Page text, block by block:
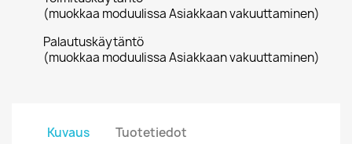
(muokkaa moduulissa Asiakkaan vakuuttaminen)
Palautuskäytäntö
(muokkaa moduulissa Asiakkaan vakuuttaminen)
Kuvaus Tuotetiedot